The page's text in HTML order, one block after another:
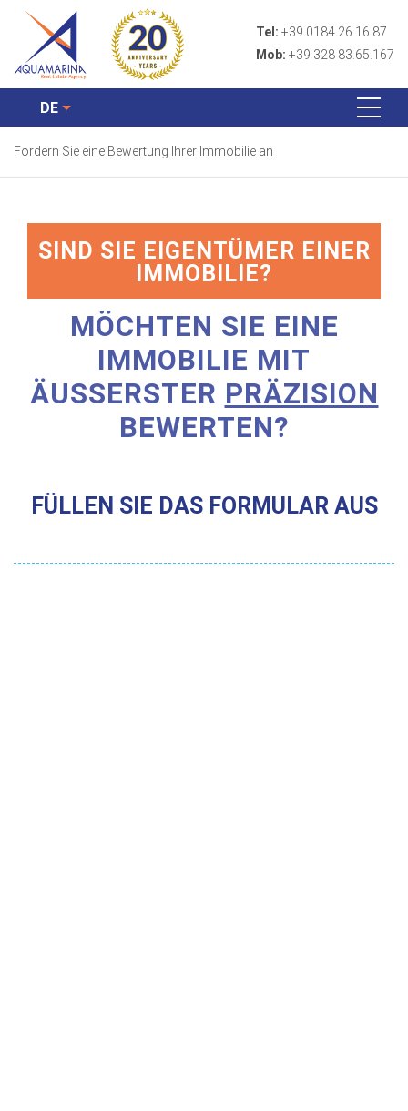
Tel: +39 0184 26.16.87
Mob: +39 328 83.65.167
DE
Fordern Sie eine Bewertung Ihrer Immobilie an
SIND SIE EIGENTÜMER EINER
IMMOBILIE?
MÖCHTEN SIE EINE
IMMOBILIE MIT
ÄUSSERSTER PRÄZISION
BEWERTEN?
FÜLLEN SIE DAS FORMULAR AUS